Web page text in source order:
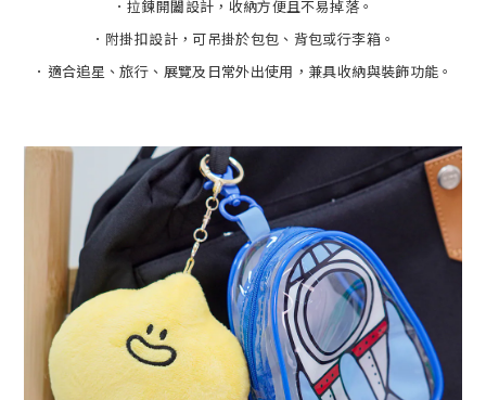
．拉鍊開闔設計，收納方便且不易掉落。
． 附掛扣設計，可吊掛於包包、背包或行李箱。
． 適合追星、旅行、展覽及日常外出使用，兼具收納與裝飾功能。